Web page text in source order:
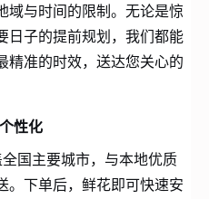
域与时间的限制。无论是惊
日子的提前规划，我们都能
精准的时效，送达您关心的
性化
全国主要城市，与本地优质
。下单后，鲜花即可快速安